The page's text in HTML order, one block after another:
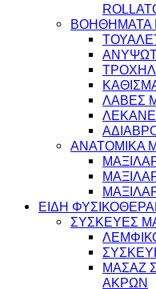
ΒΟΗΘΗΜΑΤΑ
ΛΑΒΕΣ
ΑΝΑΤΟΜΙΚΑ
ΕΙΔΗ
ΣΥΣΚΕΥΕΣ
ΜΑΣΑΖ
ΑΚΡΩΝ